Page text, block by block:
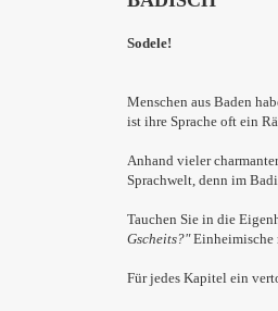
Sodele!
Menschen aus Baden
ist ihre Sprache oft ein
Anhand vieler
Sprachwelt, denn im
Tauchen Sie in die
Gscheits?"Einheimische
Für jedes Kapitel ein